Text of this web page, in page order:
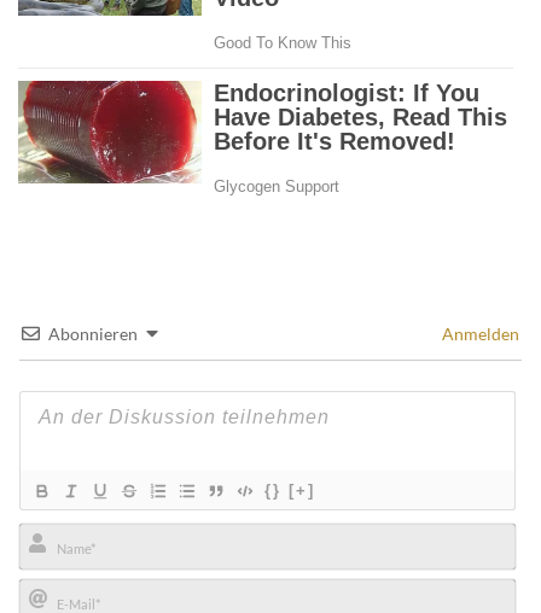
Abonnieren Anmelden
{} [+]
Name*